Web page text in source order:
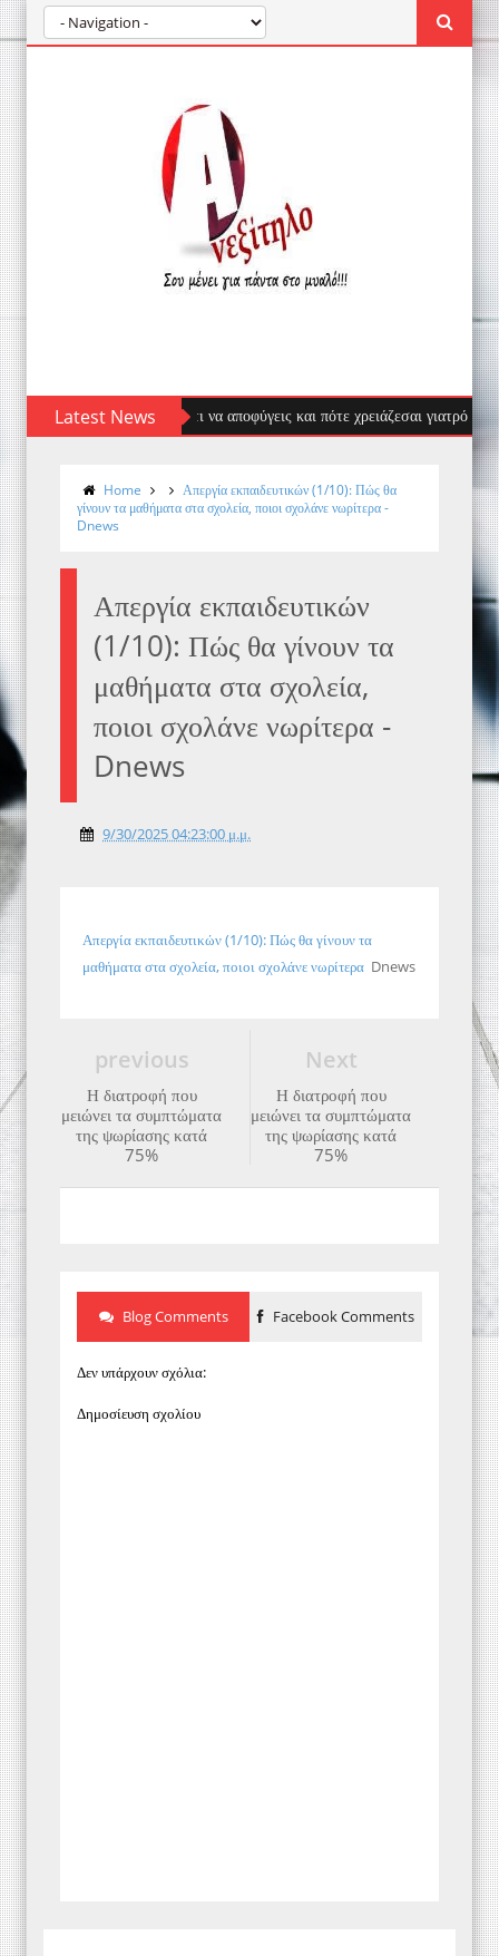
Latest News
πρώτες βοήθειες, τι να αποφύγεις και πότε χρειάζεσαι γιατρό
Home
Απεργία εκπαιδευτικών (1/10): Πώς θα
γίνουν τα μαθήματα στα σχολεία, ποιοι σχολάνε νωρίτερα -
Dnews
Απεργία εκπαιδευτικών
(1/10): Πώς θα γίνουν τα
μαθήματα στα σχολεία,
ποιοι σχολάνε νωρίτερα -
Dnews
9/30/2025 04:23:00 μ.μ.
Απεργία εκπαιδευτικών (1/10): Πώς θα γίνουν τα
μαθήματα στα σχολεία, ποιοι σχολάνε νωρίτερα Dnews
Next
Η διατροφή που
μειώνει τα συμπτώματα
της ψωρίασης κατά
75%
previous
Η διατροφή που
μειώνει τα συμπτώματα
της ψωρίασης κατά
75%
Blog Comments Facebook Comments
Δεν υπάρχουν σχόλια:
Δημοσίευση σχολίου